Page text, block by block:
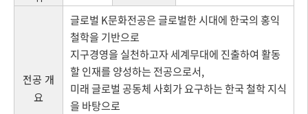
전공 개
요
글로벌 K문화전공은 글로벌한 시대에 한국의 홍익
철학을 기반으로
지구경영을 실천하고자 세계무대에 진출하여 활동
할 인재를 양성하는 전공으로서,
미래 글로벌 공동체 사회가 요구하는 한국 철학 지식
을 바탕으로